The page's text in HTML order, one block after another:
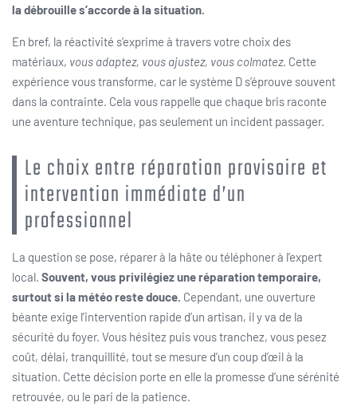
la débrouille s’accorde à la situation.
En bref, la réactivité s’exprime à travers votre choix des
matériaux, vous adaptez, vous ajustez, vous colmatez. Cette
expérience vous transforme, car le système D s’éprouve souvent
dans la contrainte. Cela vous rappelle que chaque bris raconte
une aventure technique, pas seulement un incident passager.
Le choix entre réparation provisoire et
intervention immédiate d’un
professionnel
La question se pose, réparer à la hâte ou téléphoner à l’expert
local. Souvent, vous privilégiez une réparation temporaire,
surtout si la météo reste douce. Cependant, une ouverture
béante exige l’intervention rapide d’un artisan, il y va de la
sécurité du foyer. Vous hésitez puis vous tranchez, vous pesez
coût, délai, tranquillité, tout se mesure d’un coup d’œil à la
situation. Cette décision porte en elle la promesse d’une sérénité
retrouvée, ou le pari de la patience.